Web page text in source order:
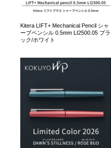
Kitera LIFT+ Mechanical Pencil シャ
ープペンシル 0.5mm LI2500.05 ブラ
ック/ホワイト